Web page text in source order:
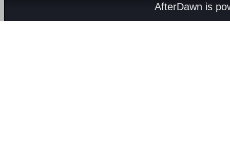
AfterDawn is